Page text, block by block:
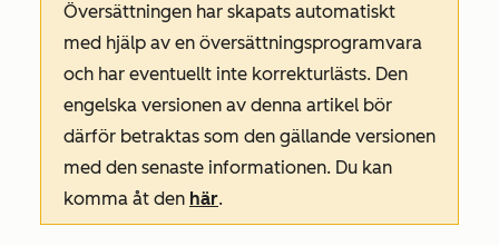
Översättningen har skapats automatiskt
med hjälp av en översättningsprogramvara
och har eventuellt inte korrekturlästs. Den
engelska versionen av denna artikel bör
därför betraktas som den gällande versionen
med den senaste informationen. Du kan
komma åt den här.